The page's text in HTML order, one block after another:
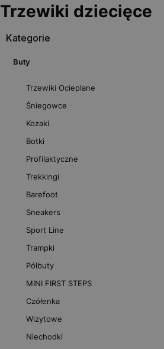
Trzewiki dziecięce
Kategorie
Buty
Trzewiki Ocieplane
Śniegowce
Kozaki
Botki
Profilaktyczne
Trekkingi
Barefoot
Sneakers
Sport Line
Trampki
Półbuty
MINI FIRST STEPS
Czółenka
Wizytowe
Niechodki